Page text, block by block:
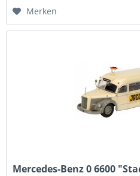
Merken
Mercedes-Benz 0 6600